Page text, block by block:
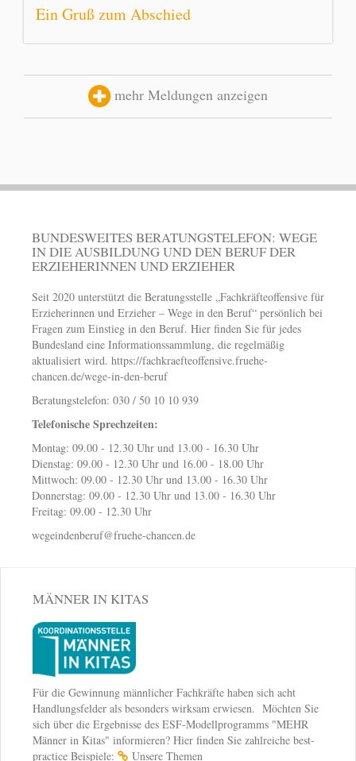
Ein Gruß zum Abschied
mehr Meldungen anzeigen
BUNDESWEITES BERATUNGSTELEFON: WEGE
IN DIE AUSBILDUNG UND DEN BERUF DER
ERZIEHERINNEN UND ERZIEHER
Seit 2020 unterstützt die Beratungsstelle „Fachkräfteoffensive für
Erzieherinnen und Erzieher – Wege in den Beruf“ persönlich bei
Fragen zum Einstieg in den Beruf. Hier finden Sie für jedes
Bundesland eine Informationssammlung, die regelmäßig
aktualisiert wird. https://fachkraefteoffensive.fruehe-
chancen.de/wege-in-den-beruf
Beratungstelefon: 030 / 50 10 10 939
Telefonische Sprechzeiten:
Montag: 09.00 - 12.30 Uhr und 13.00 - 16.30 Uhr
Dienstag: 09.00 - 12.30 Uhr und 16.00 - 18.00 Uhr
Mittwoch: 09.00 - 12.30 Uhr und 13.00 - 16.30 Uhr
Donnerstag: 09.00 - 12.30 Uhr und 13.00 - 16.30 Uhr
Freitag: 09.00 - 12.30 Uhr
wegeindenberuf@fruehe-chancen.de
MÄNNER IN KITAS
Für die Gewinnung männlicher Fachkräfte haben sich acht
Handlungsfelder als besonders wirksam erwiesen. Möchten Sie
sich über die Ergebnisse des ESF-Modellprogramms "MEHR
Männer in Kitas" informieren? Hier finden Sie zahlreiche best-
practice Beispiele:
Unsere Themen